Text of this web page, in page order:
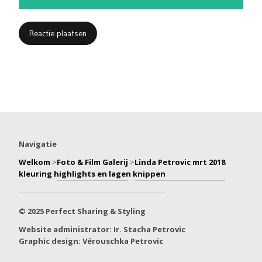
Navigatie
Welkom >Foto & Film Galerij >Linda Petrovic mrt 2018
kleuring highlights en lagen knippen
© 2025 Perfect Sharing & Styling
Website administrator: Ir. Stacha Petrovic
Graphic design: Vérouschka Petrovic